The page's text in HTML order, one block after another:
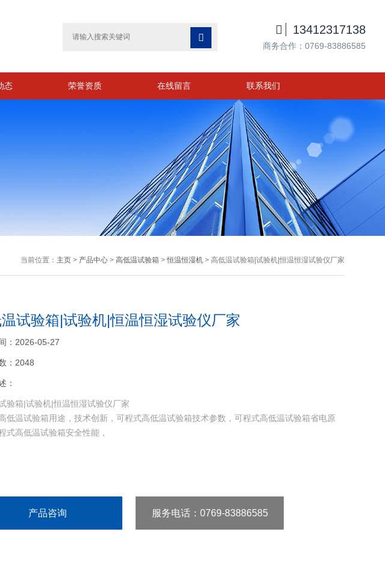

 13412317138
商务合作：0769-83886585
态 荣誉资质 在线留言 联系我们
当前位置： 主页> 产品中心> 高低温试验箱 >恒温恒湿机> 高低温试验箱|试验机|恒温恒湿试验仪厂家
试验箱|试验机|恒温恒湿试验仪厂家
：2026-05-27
：2048
：
验箱|试验机|恒温恒湿试验仪厂家
低温试验箱用途，技术创新，可程式高低温试验箱技术参数，可程式高低温试验箱省电原
式高低温试验箱安全性能，
产品咨询 服务电话：0769-83886585